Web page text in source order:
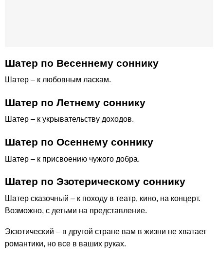
Шатер по Весеннему соннику
Шатер – к любовным ласкам.
Шатер по Летнему соннику
Шатер – к укрывательству доходов.
Шатер по Осеннему соннику
Шатер – к присвоению чужого добра.
Шатер по Эзотерическому соннику
Шатер сказочный – к походу в театр, кино, на концерт.
Возможно, с детьми на представление.
Экзотический – в другой стране вам в жизни не хватает
романтики, но все в ваших руках.